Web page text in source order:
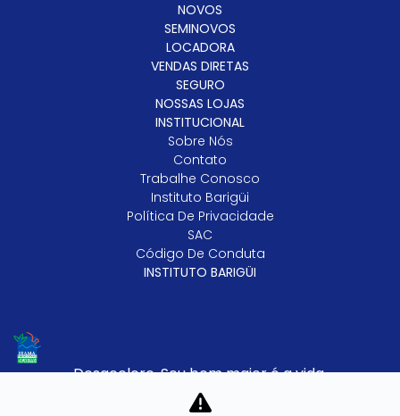
NOVOS
SEMINOVOS
LOCADORA
VENDAS DIRETAS
SEGURO
NOSSAS LOJAS
INSTITUCIONAL
Sobre Nós
Contato
Trabalhe Conosco
Instituto Barigüi
Política De Privacidade
SAC
Código De Conduta
INSTITUTO BARIGÜI
Desacelere. Seu bem maior é a vida.